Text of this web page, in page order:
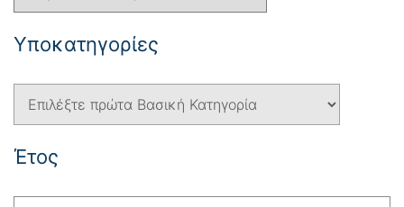
Yποκατηγορίες
Έτος